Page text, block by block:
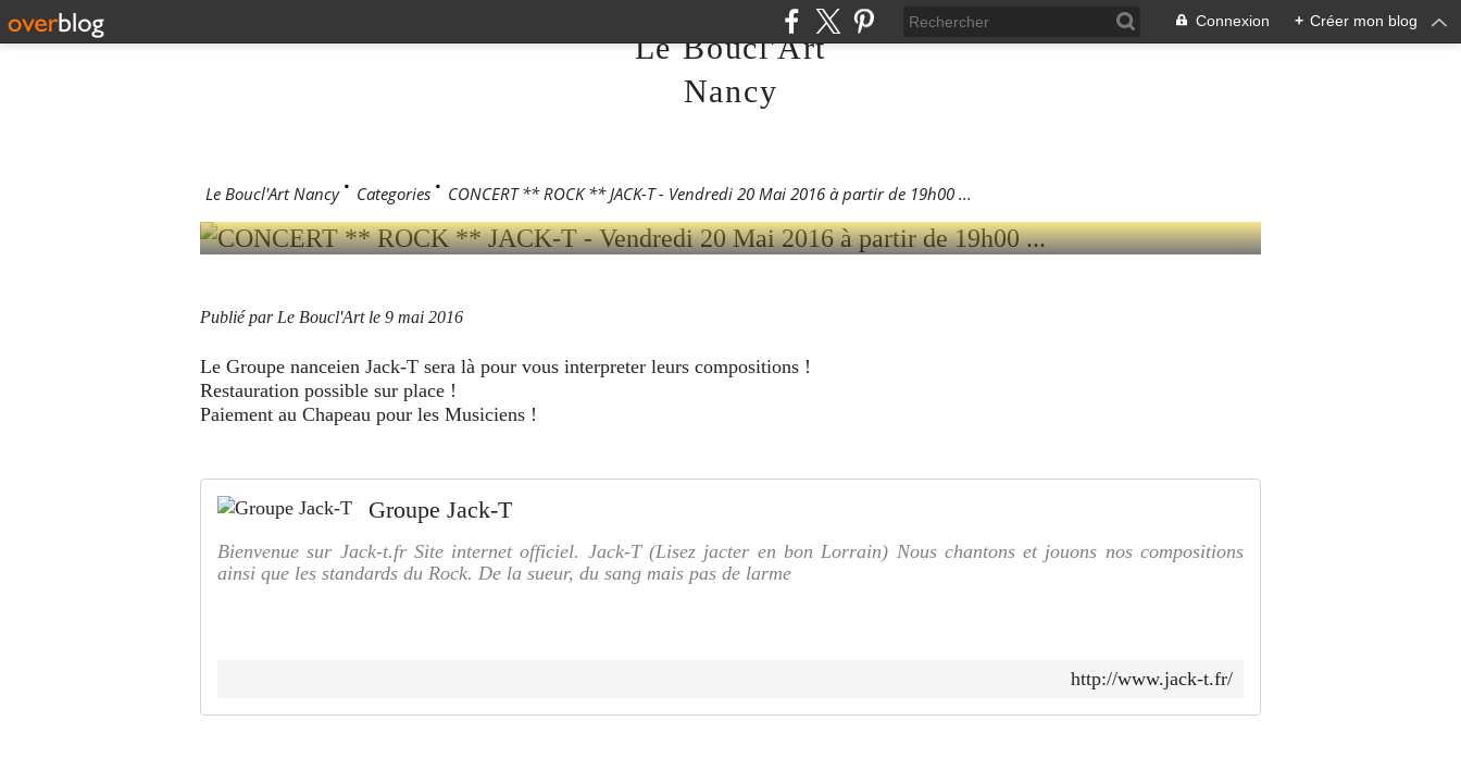
Connexion + Créer mon blog
Le Boucl'Art
Nancy
Le Boucl'Art Nancy > Categories > CONCERT ** ROCK ** JACK-T - Vendredi 20 Mai 2016 à partir de 19h00 ...
CONCERT ** ROCK ** JACK-T -
VENDREDI 20 MAI 2016 À PARTIR DE
Publié par Le Boucl'Art le 9 mai 2016
Le Groupe nanceien Jack-T sera là pour vous interpreter leurs compositions !
Restauration possible sur place !
Paiement au Chapeau pour les Musiciens !
Groupe Jack-T
Bienvenue sur Jack-t.fr Site internet officiel. Jack-T (Lisez jacter en bon Lorrain) Nous chantons et jouons nos compositions
ainsi que les standards du Rock. De la sueur, du sang mais pas de larme
http://www.jack-t.fr/